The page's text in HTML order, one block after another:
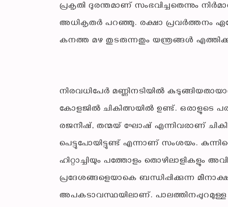
പ്രകൃതി ദുരന്തമാണ് സംഭവിച്ചതെന്നും
അധികൃതര്‍ പറഞ്ഞു. രക്ഷാ പ്രവര്‍ത്തനം
കനത്ത മഴ തുടരുന്നതും യന്ത്രങ്ങള്‍
നിരവധിപേര്‍ മണ്ണിനടിയില്‍
കോളജില്‍ ചികിത്സയില്‍ ഉണ്ട്. ഒരാളുടെ
രജനീഷ്, തന്മയ് ഘോഷ് എന്നിവരാണ്
പെട്ടുപോയിട്ടുണ്ട് എന്നാണ് സംശയം.
ഹിറ്റാച്ചിയും പത്തോളം തൊഴിലാളികളും
പ്രദേശങ്ങളെയാകെ ബന്ധിപ്പിക്കുന്ന
അപകടാവസ്ഥയിലാണ്. പാലത്തിനപ്പുറമുള്ള